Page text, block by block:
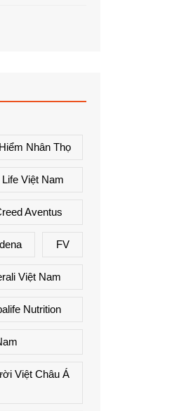
Nhân Thọ
Việt Nam
Aventus
FV
Việt Nam
Nutrition
Việt Châu Á